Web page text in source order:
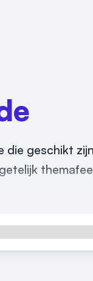
geschikt